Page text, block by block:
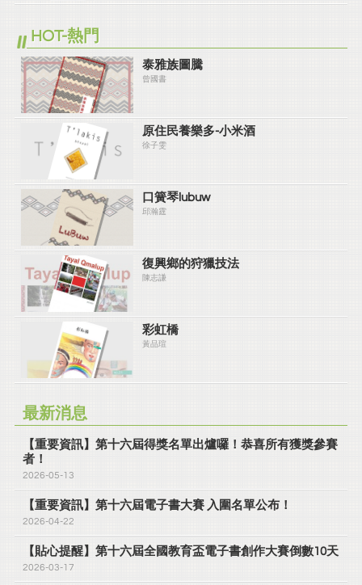
HOT-熱門
泰雅族圖騰
曾國書
原住民養樂多-小米酒
徐子雯
口簧琴lubuw
邱瀚霆
復興鄉的狩獵技法
陳志謙
彩虹橋
黃品瑄
最新消息
【重要資訊】第十六屆得獎名單出爐囉！恭喜所有獲獎參賽
者！
2026-05-13
【重要資訊】第十六屆電子書大賽 入圍名單公布！
2026-04-22
【貼心提醒】第十六屆全國教育盃電子書創作大賽倒數10天
2026-03-17